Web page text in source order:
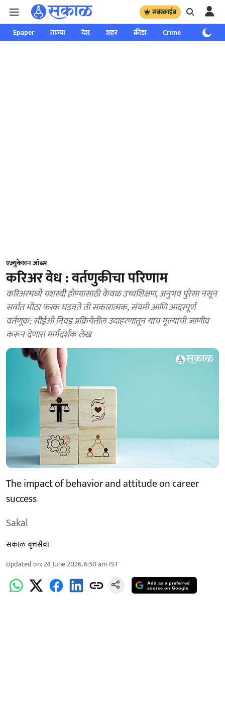
सबस्क्राईब
Epaper ताज्या देश शहर क्रीडा Crime साप्ताहिक
एज्युकेशन जॉब्स
करिअर वेध : वर्तणुकीचा परिणाम
करिअरमध्ये यशस्वी होण्यासाठी केवळ उच्चशिक्षण, अनुभव पुरेसा नसून
सर्वात मोठा फरक घडवते ती सकारात्मक, संयमी आणि आदरपूर्ण
वर्तणूक; सीईओ निवड प्रक्रियेतील उदाहरणातून याच मूल्यांची जाणीव
करून देणारा मार्गदर्शक लेख
The impact of behavior and attitude on career
success
Sakal
सकाळ वृत्तसेवा
Updated on:24 June 2026, 6:50 am IST
Add as a preferred
source on Google